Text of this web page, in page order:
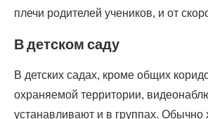
плечи родителей учеников, и от
В детском саду
В детских садах, кроме общих
охраняемой территории,
устанавливают и в группах. Обычно